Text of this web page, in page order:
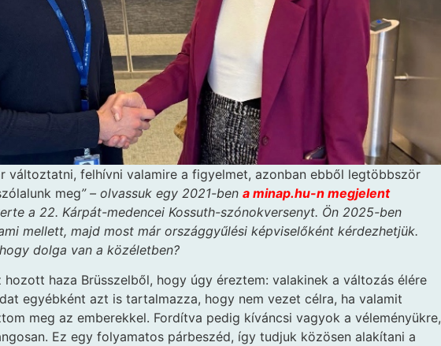
változtatni, felhívni valamire a figyelmet, azonban ebből legtöbbször
meg” – olvassuk egy 2021-ben a minap.hu-n megjelent
a 22. Kárpát-medencei Kossuth-szónokversenyt. Ön 2025-ben
mellett, majd most már országgyűlési képviselőként kérdezhetjük.
dolga van a közéletben?
hozott haza Brüsszelből, hogy úgy éreztem: valakinek a változás élére
egyébként azt is tartalmazza, hogy nem vezet célra, ha valamit
meg az emberekkel. Fordítva pedig kíváncsi vagyok a véleményükre,
Ez egy folyamatos párbeszéd, így tudjuk közösen alakítani a